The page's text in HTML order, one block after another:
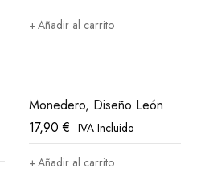
Añadir al carrito
Monedero, Diseño León
17,90€ IVA Incluido
Añadir al carrito